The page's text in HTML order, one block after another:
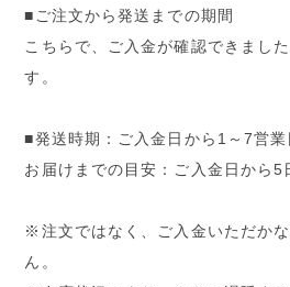
■ご注文から発送までの期間
こちらで、ご入金が確認できまし
す。
■発送時期：ご入金日から1～7営業
お届けまでの目安：ご入金日から5
※注文ではなく、ご入金いただか
ん。